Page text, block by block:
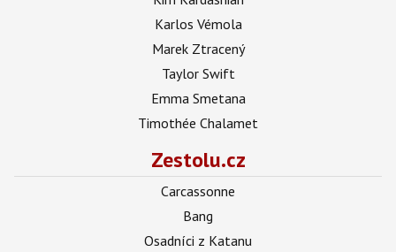
Karlos Vémola
Marek Ztracený
Taylor Swift
Emma Smetana
Timothée Chalamet
Zestolu.cz
Carcassonne
Bang
Osadníci z Katanu